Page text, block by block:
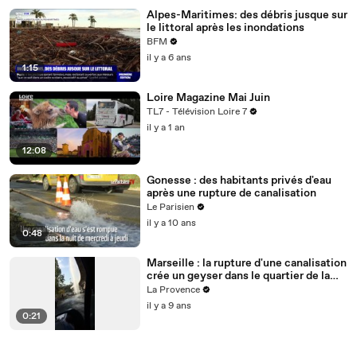
1:15
Alpes-Maritimes: des débris jusque sur
le littoral après les inondations
BFM
il y a 6 ans
12:08
Loire Magazine Mai Juin
TL7 - Télévision Loire 7
il y a 1 an
0:48
Gonesse : des habitants privés d'eau
après une rupture de canalisation
Le Parisien
il y a 10 ans
0:21
Marseille : la rupture d'une canalisation
crée un geyser dans le quartier de la
Rose
La Provence
il y a 9 ans